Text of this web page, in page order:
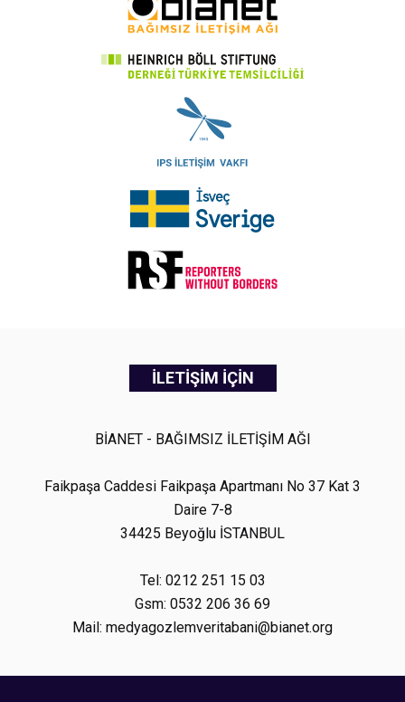
İLETİŞİM İÇİN
BİANET - BAĞIMSIZ İLETİŞİM AĞI
Faikpaşa Caddesi Faikpaşa Apartmanı No 37 Kat 3
Daire 7-8
34425 Beyoğlu İSTANBUL
Tel: 0212 251 15 03
Gsm: 0532 206 36 69
Mail: medyagozlemveritabani@bianet.org